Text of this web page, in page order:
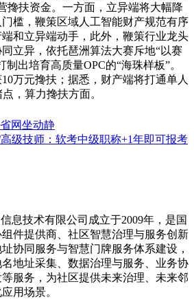
搀扶资金。一方面，立异端将大幅降
槛，鞭策区域人工智能财产规范有序
和立异端动手，此外，鞭策行业龙头
立异，依托琶洲算法大赛斥地“以赛
出培育高质量OPC的“海珠样板”。
万元搀扶；据悉，财产端将打通单人
，算力搀扶方面。
网坐动静
级技师：软考中级职称+1年即可报考
息技术有限公司成立于2009年，是国
件提供商、社区智慧治理与服务创新
协同服务与智慧门牌服务体系建设，
地址采集、数据治理与服务、业务协
服务，为社区提供未来治理、未来邻
用场景。